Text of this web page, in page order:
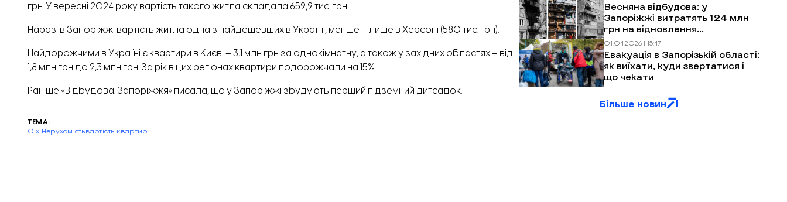
грн. У вересні 2024 року вартість такого житла складала 659,9 тис. грн.
Наразі в Запоріжжі вартість житла одна з найдешевших в Україні, менше – лише в Херсоні (580 тис. грн).
Найдорожчими в Україні є квартири в Києві – 3,1 млн грн за однокімнатну, а також у західних областях – від
1,8 млн грн до 2,3 млн грн. За рік в цих регіонах квартири подорожчали на 15%.
Раніше «Відбудова. Запоріжжя» писала, що у Запоріжжі збудують перший підземний дитсадок.
ТЕМА:
Olx Нерухомістьвартість квартир
Весняна відбудова: у
Запоріжжі витратять 124 млн
грн на відновлення
багатоповерхівок після
обстрілів
01.04.2026 | 15:47
Евакуація в Запорізькій області:
як виїхати, куди звертатися і
що чекати
Більше новин